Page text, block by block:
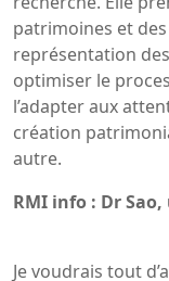
patrimoines et
représentation
optimiser le
l’adapter aux
création
autre.
RMI info : Dr
Je voudrais tout